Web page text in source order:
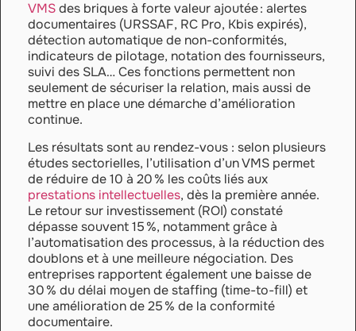
VMSdes briques à forte valeur ajoutée : alertes
documentaires (URSSAF, RC Pro, Kbis expirés),
détection automatique de non-conformités,
indicateurs de pilotage, notation des fournisseurs,
suivi des SLA… Ces fonctions permettent non
seulement de sécuriser la relation, mais aussi de
mettre en place une démarche d’amélioration
continue.
Les résultats sont au rendez-vous : selon plusieurs
études sectorielles, l’utilisation d’un VMS permet
de réduire de 10 à 20 % les coûts liés aux
prestations intellectuelles, dès la première année.
Le retour sur investissement (ROI) constaté
dépasse souvent 15 %, notamment grâce à
l’automatisation des processus, à la réduction des
doublons et à une meilleure négociation. Des
entreprises rapportent également une baisse de
30 % du délai moyen de staffing (time-to-fill) et
une amélioration de 25 % de la conformité
documentaire.